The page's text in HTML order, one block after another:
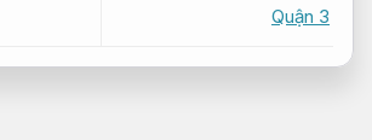
Quận 3